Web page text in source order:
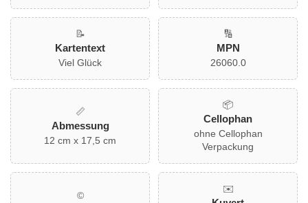
📝
Kartentext
Viel Glück
🔢
MPN
26060.0
📏
Abmessung
12 cm x 17,5 cm
📦
Cellophan
ohne Cellophan
Verpackung
© ✉️